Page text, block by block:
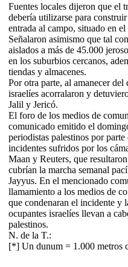
Fuentes locales dijeron que el
debería utilizarse para
entrada al campo, situado en el
Señalaron asimismo que tal
aislados a más de 45.000
en los suburbios cercanos,
tiendas y almacenes.
Por otra parte, al amanecer del
israelíes acorralaron y
Jalil y Jericó.
El foro de los medios de
comunicado emitido el
periodistas palestinos por
incidentes sufridos por los
Maan y Reuters, que
cubrían la marcha semanal
Jayyus. En el mencionado
llamamiento a los medios de
que condenaran el incidente y
ocupantes israelíes llevan a
palestinos.
N. de la T.:
[*] Un dunum = 1.000 metros